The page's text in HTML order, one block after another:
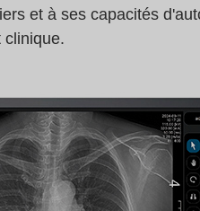
et à ses capacités
clinique.